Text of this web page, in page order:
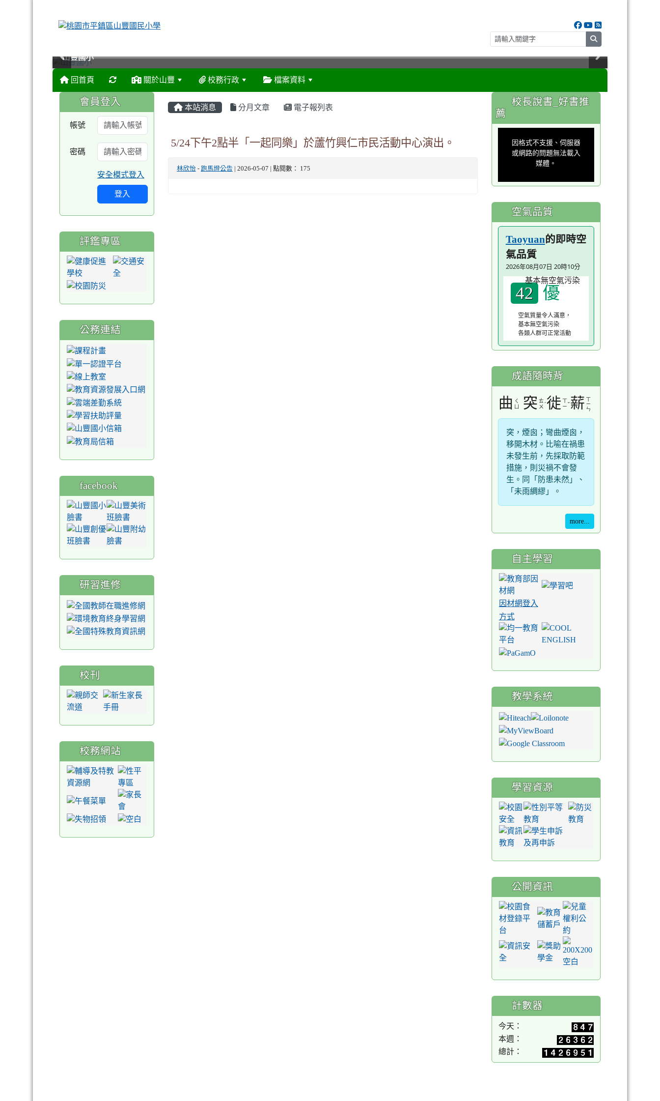
search
山豐國小
山豐國小
山豐國小
山豐國小
回首頁 關於山豐 校務行政 檔案資料
本站消息 分月文章 電子報列表
5/24下午2點半「一起同樂」於蘆竹興仁市民活動中心演出。
林欣怡- 跑馬燈公告 | 2026-05-07 | 點閱數： 175
:::
會員登入
帳號
密碼
安全模式登入
登入
評鑑專區
公務連結
facebook
研習進修
校刊
校務網站
:::
校長說書_好書推
薦
window.
因格式不支援、伺服器
或網路的問題無法載入
媒體。
空氣品質
Taoyuan的即時空
氣品質
2026年08月07日 20時10分
42 優
空氣質量令人滿意，
基本無空氣污染
各類人群可正常活動
成語隨時背
曲 ㄑ
ㄩ
突 ㄊ
ㄨ ˊ徙 ㄒ
ㄧˇ薪 ㄒ
ㄧ
ㄣ
突，煙囪；彎曲煙囪，
移開木材。比喻在禍患
未發生前，先採取防範
措施，則災禍不會發
生。同「防患未然」、
「未雨綢繆」。
more...
自主學習
因材網登入
方式
教學系統
學習資源
公開資訊
計數器
今天：
本週：
總計：